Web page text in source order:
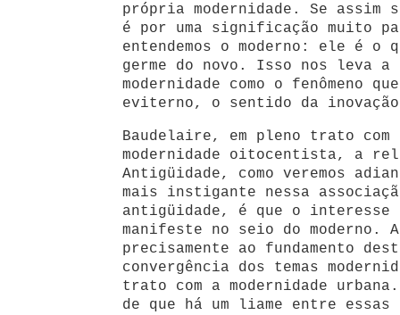
própria modernidade. Se assim
é por uma significação muito
entendemos o moderno: ele é o
germe do novo. Isso nos leva a
modernidade como o fenômeno
eviterno, o sentido da
Baudelaire, em pleno trato com
modernidade oitocentista, a
Antigüidade, como veremos
mais instigante nessa
antigüidade, é que o interesse
manifeste no seio do moderno.
precisamente ao fundamento
convergência dos temas
trato com a modernidade
de que há um liame entre